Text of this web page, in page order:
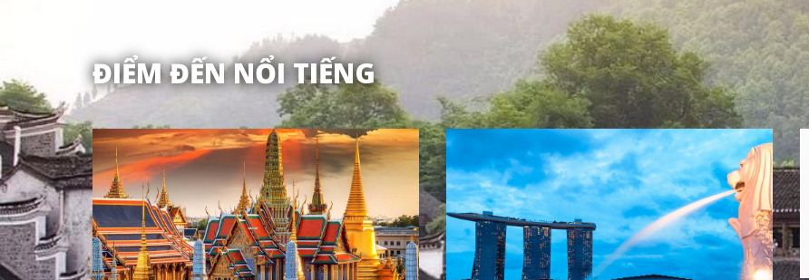
ĐIỂM ĐẾN NỔI TIẾNG
QUỐC GIA KHÁC 0 Deal Offers
Đang cập nhật …
-0 Review VIEW MORE